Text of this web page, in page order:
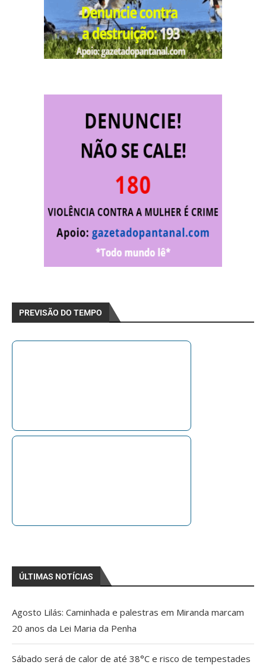
PREVISÃO DO TEMPO
ÚLTIMAS NOTÍCIAS
Agosto Lilás: Caminhada e palestras em Miranda marcam
20 anos da Lei Maria da Penha
Sábado será de calor de até 38°C e risco de tempestades